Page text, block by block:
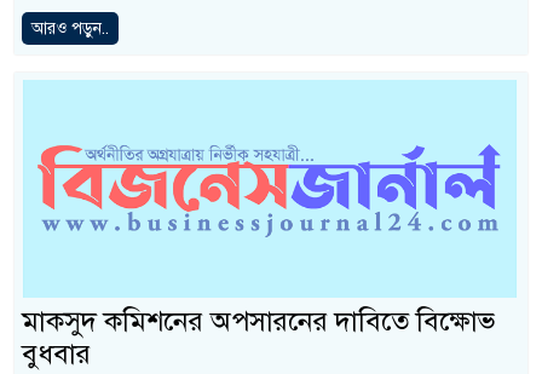
আরও পড়ুন..
মাকসুদ কমিশনের অপসারনের দাবিতে বিক্ষোভ
বুধবার